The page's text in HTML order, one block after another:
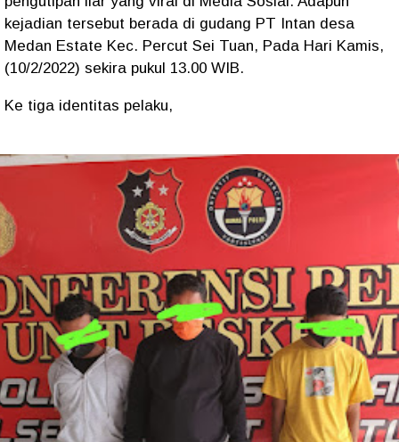
kejadian tersebut berada di gudang PT Intan desa
Medan Estate Kec. Percut Sei Tuan, Pada Hari Kamis,
(10/2/2022) sekira pukul 13.00 WIB.
Ke tiga identitas pelaku,